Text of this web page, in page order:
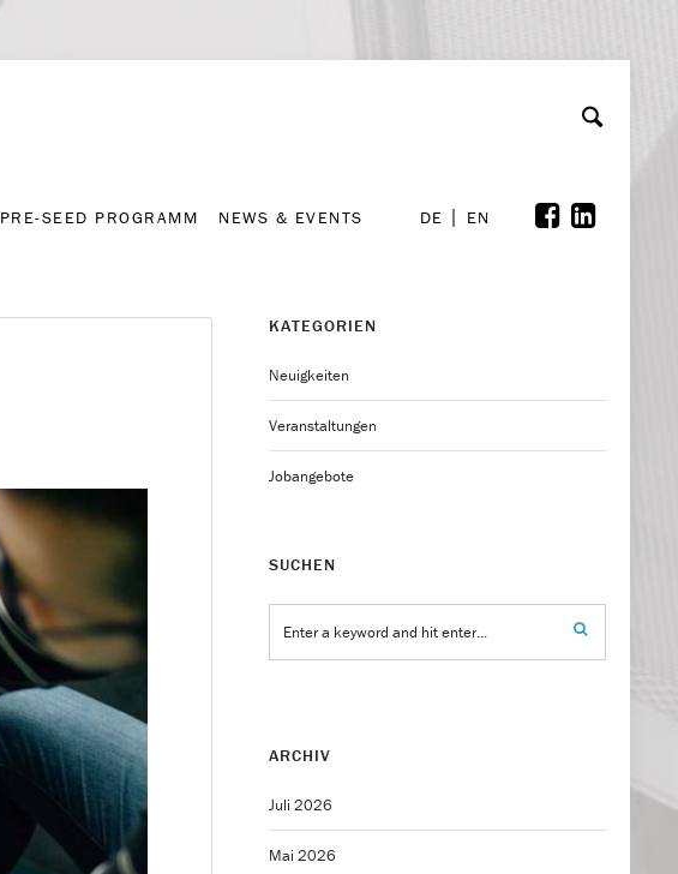
PRE-SEED PROGRAMM NEWS & EVENTS DE EN
KATEGORIEN
Neuigkeiten
Veranstaltungen
Jobangebote
SUCHEN
ARCHIV
Juli 2026
Mai 2026